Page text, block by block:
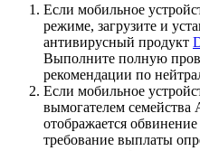
Если мобильное
режиме, загрузите и
антивирусный продукт
Выполните полную
рекомендации по
Если мобильное
вымогателем семейства
отображается
требование выплаты